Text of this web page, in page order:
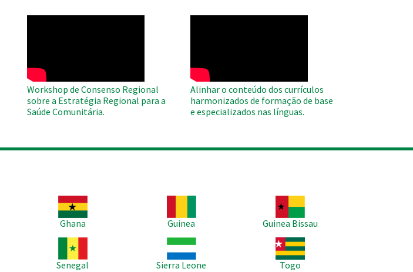
Workshop de Consenso Regional
sobre a Estratégia Regional para a
Saúde Comunitária.
Alinhar o conteúdo dos currículos
harmonizados de formação de base
e especializados nas línguas.
Imagem
Ghana
Guinea
Guinea Bissau
Senegal
Imagem
Sierra Leone
Imagem
Togo